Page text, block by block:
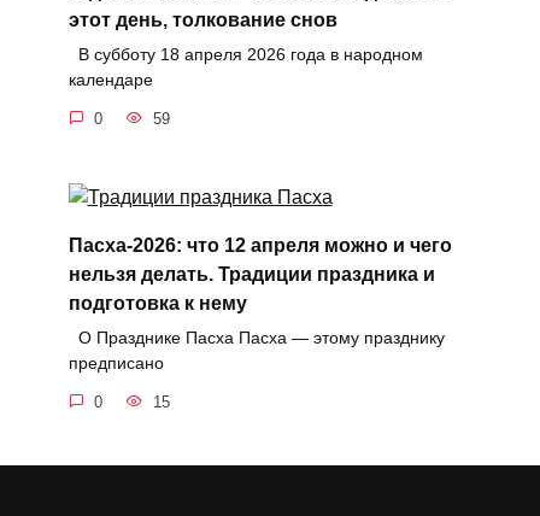
этот день, толкование снов
В субботу 18 апреля 2026 года в народном
календаре
0 59
Пасха-2026: что 12 апреля можно и чего
нельзя делать. Традиции праздника и
подготовка к нему
О Празднике Пасха Пасха — этому празднику
предписано
0 15